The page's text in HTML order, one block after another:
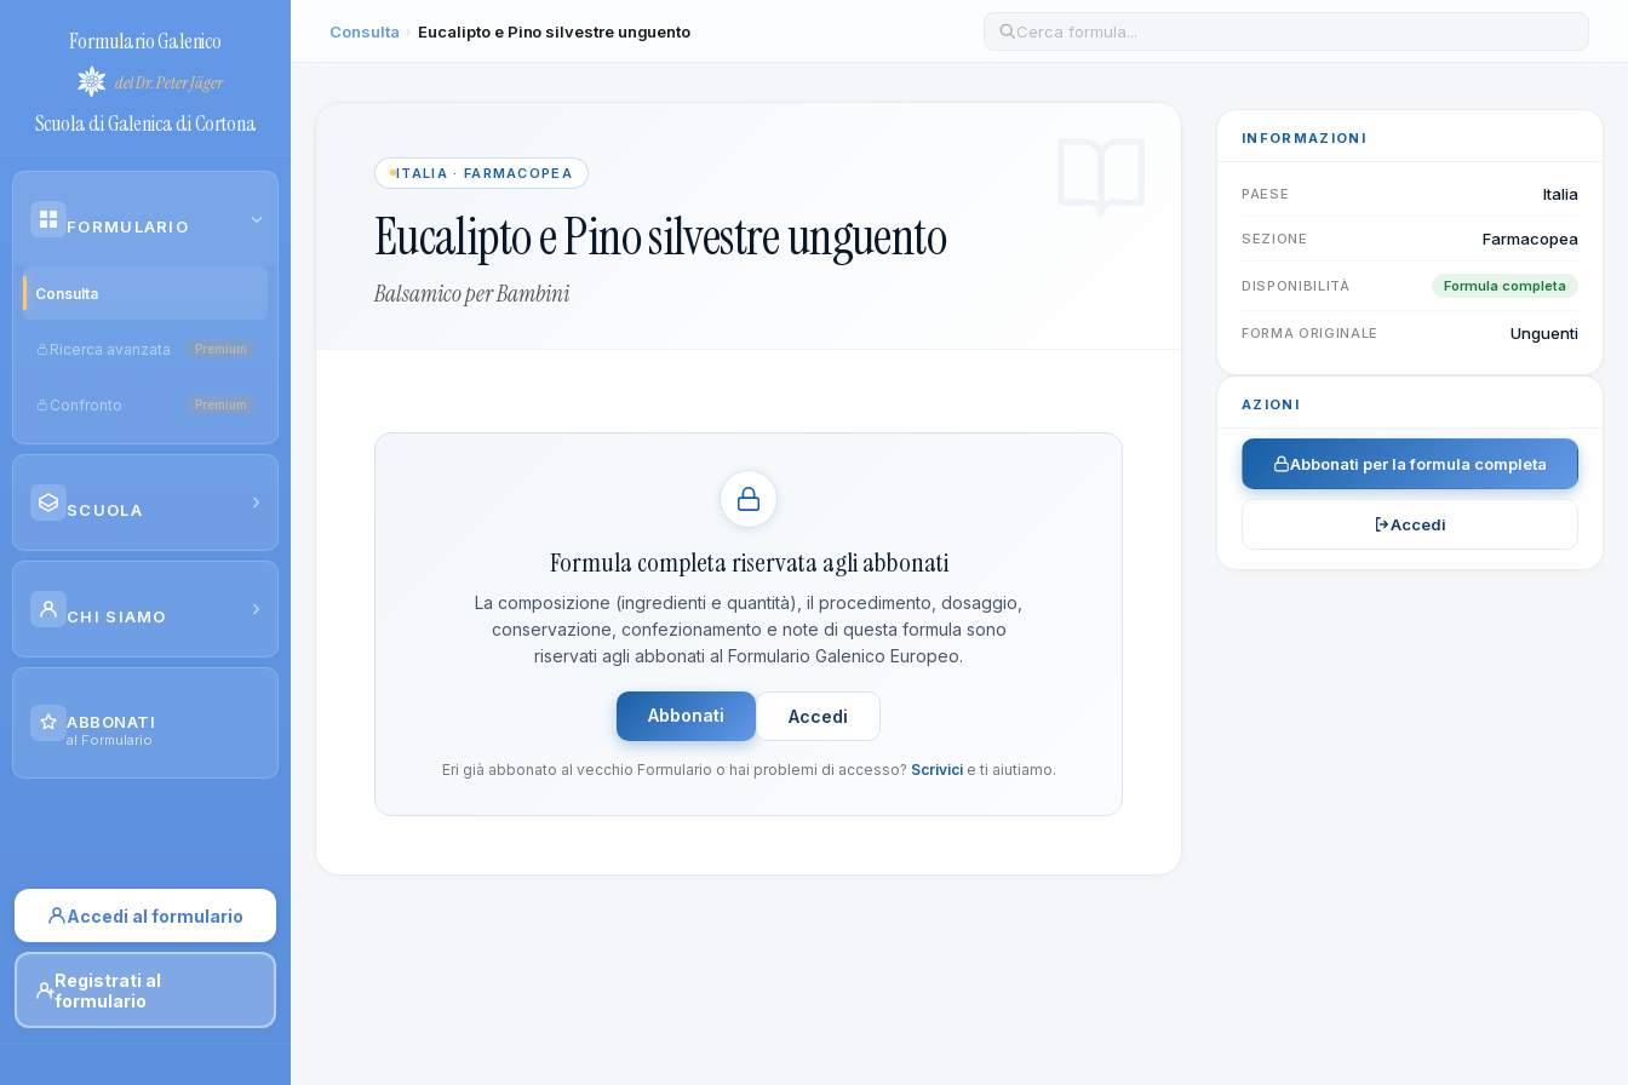
Formulario Galenico
del Dr. Peter Jäger
Scuola di Galenica di Cortona
FORMULARIO ›
Consulta
Ricerca avanzata Premium
Confronto Premium
SCUOLA ›
Corsi
Moduli di iscrizione
CHI SIAMO ›
Contatti
ABBONATI
al Formulario
Accedi al formulario
Registrati al
formulario
Consulta › Eucalipto e Pino silvestre unguento Cerca una formula nel database
ITALIA · FARMACOPEA
Eucalipto e Pino silvestre unguento
Balsamico per Bambini
Formula completa riservata agli abbonati
La composizione (ingredienti e quantità), il procedimento, dosaggio,
conservazione, confezionamento e note di questa formula sono
riservati agli abbonati al Formulario Galenico Europeo.
Abbonati Accedi
Eri già abbonato al vecchio Formulario o hai problemi di accesso? Scrivicie ti aiutiamo.
INFORMAZIONI
PAESE Italia
SEZIONE Farmacopea
DISPONIBILITÀ Formula completa
FORMA ORIGINALE Unguenti
AZIONI
Abbonati per la formula completa
Accedi